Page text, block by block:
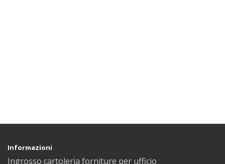
Informazioni
Ingrosso cartoleria forniture per ufficio